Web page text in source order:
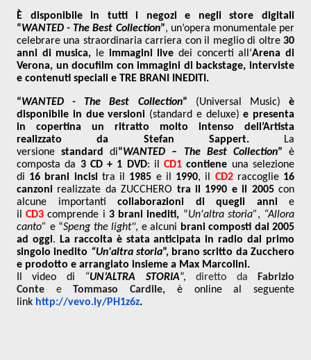
È disponibile in tutti i negozi e negli store digitali
“WANTED - The Best Collection”, un’opera monumentale per
celebrare una straordinaria carriera con il meglio di oltre30
anni di musica,
le immagini live dei concerti all’Arena di
Verona, un docufilm con immagini di backstage, interviste
e contenuti speciali e TRE BRANI INEDITI.
“WANTED - The Best Collection” (Universal Music)è
disponibile in due versioni (standard e deluxe)e presenta
in copertina un ritratto molto intenso dell’Artista
realizzato da Stefan Sappert.
La
versione standarddi“WANTED – The Best Collection”è
composta da 3 CD + 1 DVD: il CD1 contiene una selezione
di 16 brani incisi tra il 1985 e il 1990, il CD2 raccoglie16
canzoni realizzate da ZUCCHERO tra il 1990 e il 2005con
alcune importanti collaborazioni di quegli anni e
il
CD3 comprende i 3 brani inediti, “Un'altra storia”, “Allora
canto” e “Speng the light", e alcuni brani composti dal 2005
ad oggi.
La raccolta è stata anticipata in radio dal primo
singolo inedito “Un'altra storia”, brano scritto da Zucchero
e prodotto e arrangiato insieme a Max Marcolini.
Il video di
“UN’ALTRA STORIA”,diretto da
Fabrizio
Conte eTommaso Cardile, è online al seguente
link http://vevo.ly/PH1z6z.